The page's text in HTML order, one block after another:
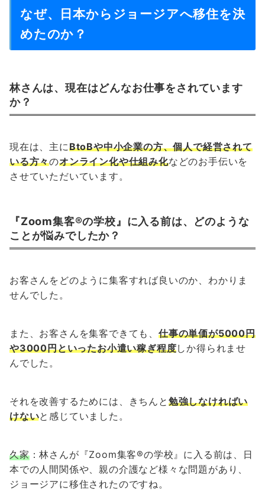
なぜ、日本からジョージアへ移住を決
めたのか？
林さんは、現在はどんなお仕事をされています
か？
現在は、主にBtoBや中小企業の方、個人で経営されて
いる方々のオンライン化や仕組み化などのお手伝いを
させていただいています。
『Zoom集客®の学校』に入る前は、どのような
ことが悩みでしたか？
お客さんをどのように集客すれば良いのか、わかりま
せんでした。
また、お客さんを集客できても、 仕事の単価が5000円
や3000円といったお小遣い稼ぎ程度しか得られませ
んでした。
それを改善するためには、きちんと 勉強しなければい
けないと感じていました。
久家：林さんが『Zoom集客®の学校』に入る前は、日
本での人間関係や、親の介護など様々な問題があり、
ジョージアに移住されたのですね。